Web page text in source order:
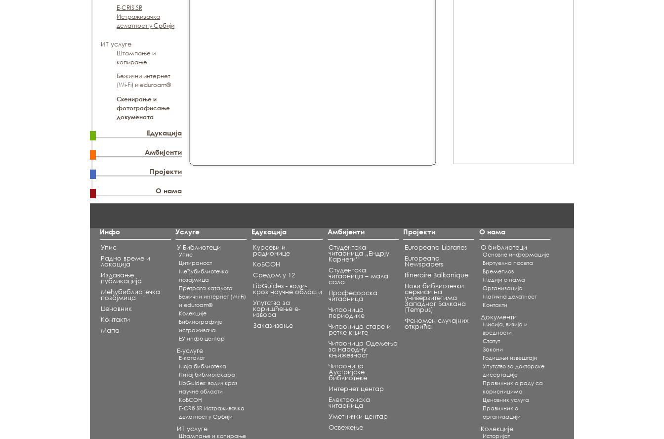
E-CRIS.SR
Истраживачка
делатност у Србији
ИТ услуге
Штампање и
копирање
Бежични интернет
(Wi-Fi) и eduroam®
Скенирање и
фотографисање
докумената
Едукација
Амбијенти
Пројекти
О нама
Инфо
Упис
Радно време и
локација
Издавање
публикација
Међубиблиотечка
позајмица
Ценовник
Контакти
Мапа
Услуге
У Библиотеци
Упис
Цитираност
Међубиблиотечка
позајмица
Претрага каталога
Бежични интернет (Wi-Fi)
и eduroam®
Koлекције
Библиографије
истраживача
ЕУ инфо центар
Е-услуге
Е-каталог
Моја библиотека
Питај библиотекара
LibGuides: водич кроз
научне области
КоБСОН
E-CRIS.SR Истраживачка
делатност у Србији
ИТ услуге
Штампање и копирање
Едукација
Курсеви и
радионице
КоБСОН
Средом у 12
LibGuides - водич
кроз научне области
Упутства за
коришћење е-
извора
Заказивање
Амбијенти
Студентска
читаоница „Ендрју
Карнеги“
Студентска
читаоница – мала
сала
Професорска
читаоница
Читаоница
периодике
Читаоница старе и
ретке књиге
Читаоница Одељења
за народну
књижевност
Читаоница
Аустријске
библиотеке
Интернет центар
Електронска
читаоница
Уметнички центар
Освежење
Пројекти
Europeana Libraries
Europeana
Newspapers
Itineraire Balkanique
Нови библиотечки
сервиси на
универзитетима
Западног Балкана
(Tempus)
Феномен случајних
открића
О нама
О библиотеци
Основне информације
Виртуелна посета
Времеплов
Медији о нама
Организација
Матична делатност
Контакти
Документи
Мисија, визија и
вредности
Статут
Закони
Годишњи извештаји
Упутство за докторске
дисертације
Правилник о раду са
корисницима
Ценовник услуга
Правилник о
организацији
Колекције
Историјат